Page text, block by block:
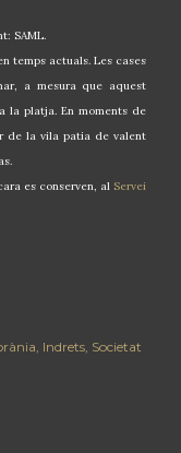
SAML.
temps actuals. Les cases
a mesura que aquest
la platja. En moments de
de la vila patia de valent
es conserven, al Servei
Indrets Societat